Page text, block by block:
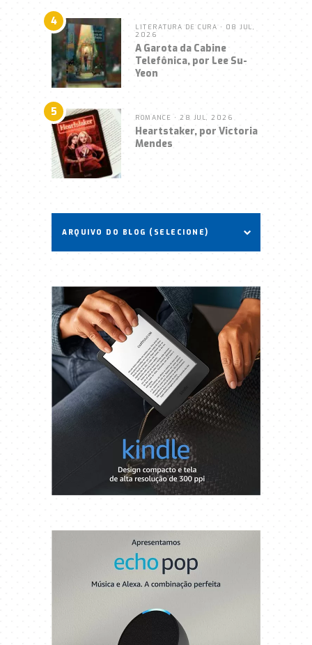
4 LITERATURA DE CURA • 08 JUL,
2026
A Garota da Cabine
Telefônica, por Lee Su-
Yeon
5 ROMANCE • 28 JUL, 2026
Heartstaker, por Victoria
Mendes
ARQUIVO DO BLOG (SELECIONE)